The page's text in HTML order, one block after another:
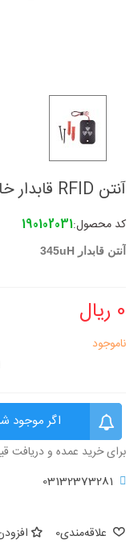
آنتن RFID قابدار خارجی
کد محصول:190102031
آنتن قابدار 345uH
0 ریال
ناموجود
اگر موجود
برای خرید عمده و دریافت
03132373281
علاقه‌مندی0